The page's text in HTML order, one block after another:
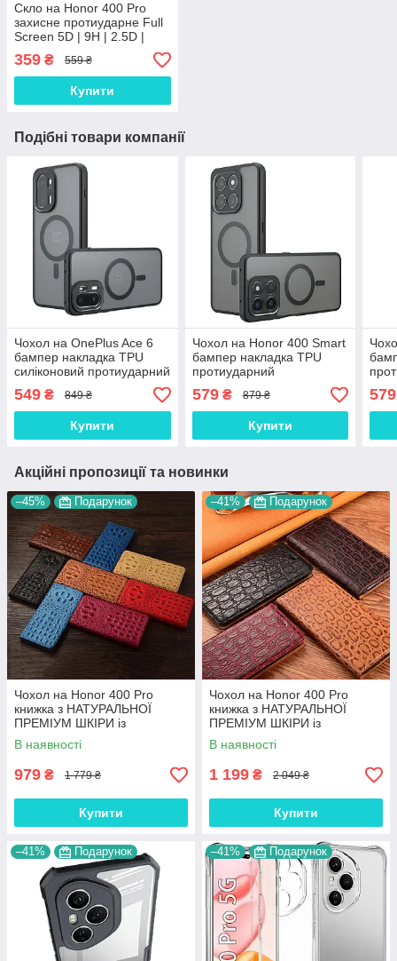
Скло на Honor 400 Pro
захисне протиударне Full
Screen 5D | 9H | 2.5D |
Nano - покриття "HYPER"
359 ₴ 559 ₴
Купити
Подібні товари компанії
Чохол на OnePlus Ace 6
бампер накладка TPU
силіконовий протиударний
оригінальний "W-SHEILD"
антивідбиток MagSafe
тонований
549 ₴ 849 ₴
Купити
Чохол на Honor 400 Smart
бампер накладка TPU
протиударний
оригінальний антивідбиток
MagSafe тонований
579₴ 879 ₴
Купити
579
Акційні пропозиції та новинки
–45% Подарунок
Чохол на Honor 400 Pro
книжка з НАТУРАЛЬНОЇ
ПРЕМІУМ ШКІРИ із
підставкою протиударний
магнітний 3D "CROCOHEAD"
В наявності
979 ₴ 1 779 ₴
Купити
–41% Подарунок
Чохол на Honor 400 Pro
книжка з НАТУРАЛЬНОЇ
ПРЕМІУМ ШКІРИ із
підставкою протиударний
магнітний "JACOSA"
В наявності
1 199 ₴ 2 049 ₴
Купити
–41% Подарунок –41% Подарунок